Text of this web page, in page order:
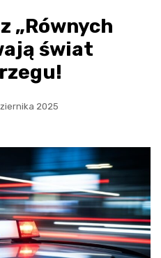
„Równych
świat
2025